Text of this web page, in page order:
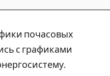
почасовых
с графиками